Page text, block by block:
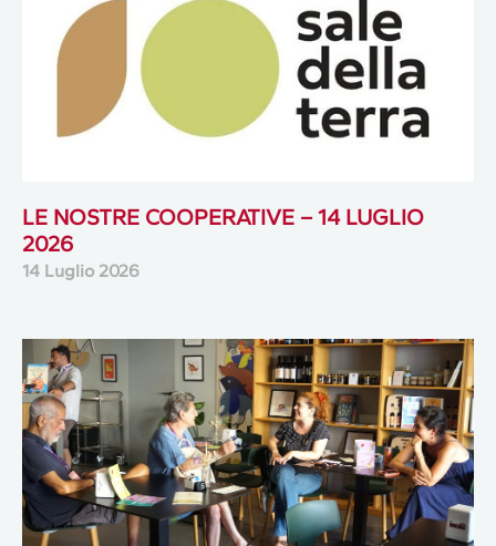
LE NOSTRE COOPERATIVE – 14 LUGLIO
2026
14 Luglio 2026